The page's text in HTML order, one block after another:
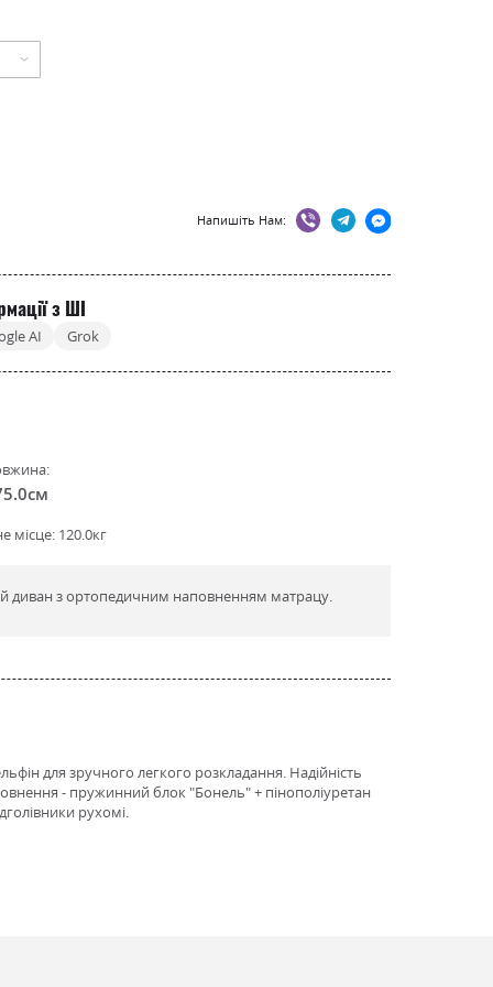
Напишіть Нам:
з ШІ
AI Grok
місце: 120.0кг
диван з ортопедичним наповненням матрацу.
для зручного легкого розкладання. Надійність
- пружинний блок "Бонель" + пінополіуретан
рухомі.